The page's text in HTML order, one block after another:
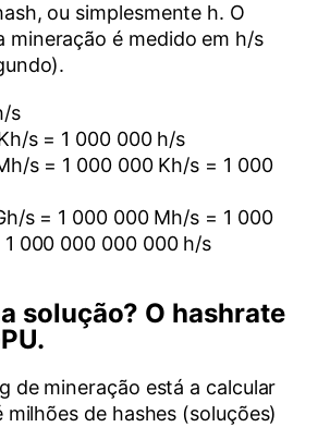
ou simplesmente h. O
mineração é medido em h/s
s
s = 1 000 000 h/s
s = 1 000 000 Kh/s = 1 000
s = 1 000 000 Mh/s = 1 000
000 000 000 000 h/s
solução? O hashrate
de mineração está a calcular
milhões de hashes (soluções)